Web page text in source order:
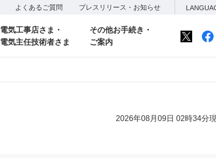
よくあるご質問 プレスリリース・お知らせ
電気工事店さま・
電気主任技術者さま
その他お手続き・
ご案内
2026年08月09日 02時34分